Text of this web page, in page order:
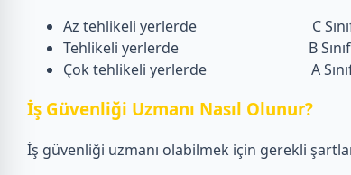
Az tehlikeli yerlerde C Sınıfı iş
Tehlikeli yerlerde B Sınıfı iş
Çok tehlikeli yerlerde A Sınıfı iş
İş Güvenliği Uzmanı Nasıl Olunur?
İş güvenliği uzmanı olabilmek için gerekli